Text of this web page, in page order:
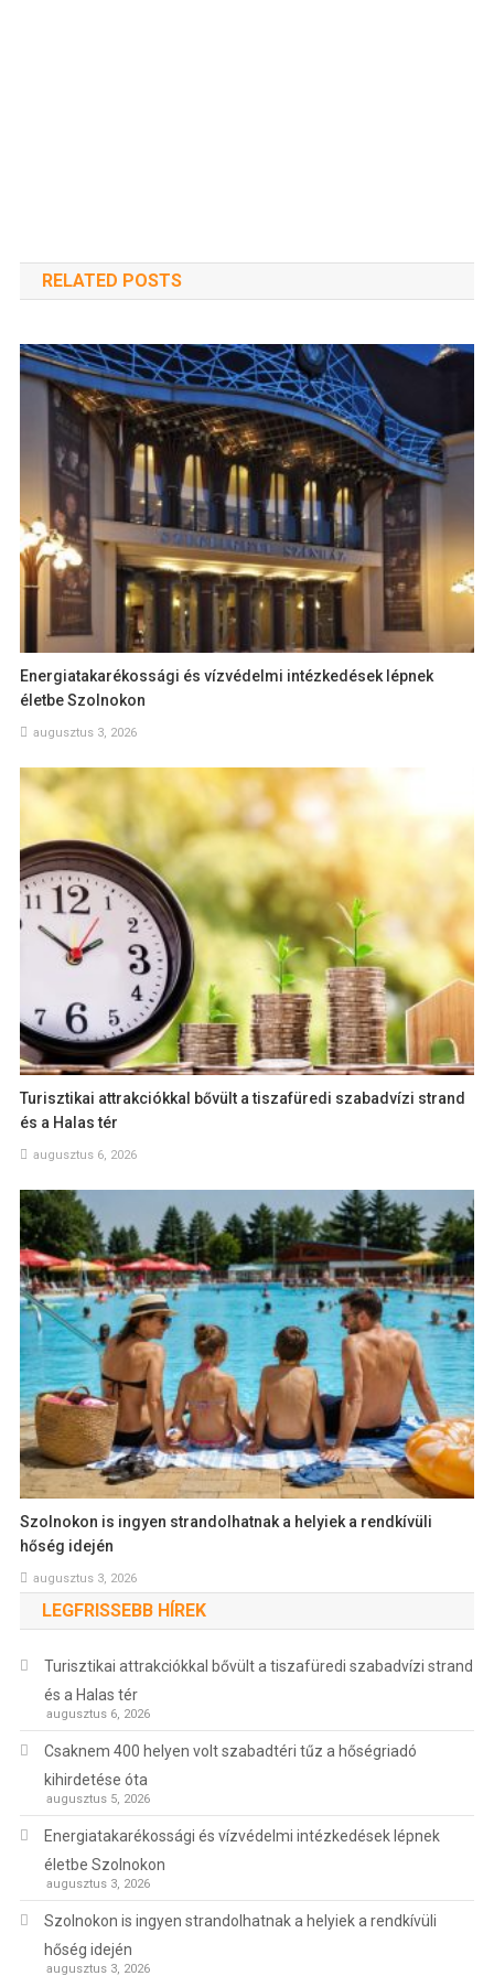
RELATED POSTS
Energiatakarékossági és vízvédelmi intézkedések lépnek
életbe Szolnokon
augusztus 3, 2026
Turisztikai attrakciókkal bővült a tiszafüredi szabadvízi strand
és a Halas tér
augusztus 6, 2026
Szolnokon is ingyen strandolhatnak a helyiek a rendkívüli
hőség idején
augusztus 3, 2026
LEGFRISSEBB HÍREK
Turisztikai attrakciókkal bővült a tiszafüredi szabadvízi strand
és a Halas tér
augusztus 6, 2026
Csaknem 400 helyen volt szabadtéri tűz a hőségriadó
kihirdetése óta
augusztus 5, 2026
Energiatakarékossági és vízvédelmi intézkedések lépnek
életbe Szolnokon
augusztus 3, 2026
Szolnokon is ingyen strandolhatnak a helyiek a rendkívüli
hőség idején
augusztus 3, 2026